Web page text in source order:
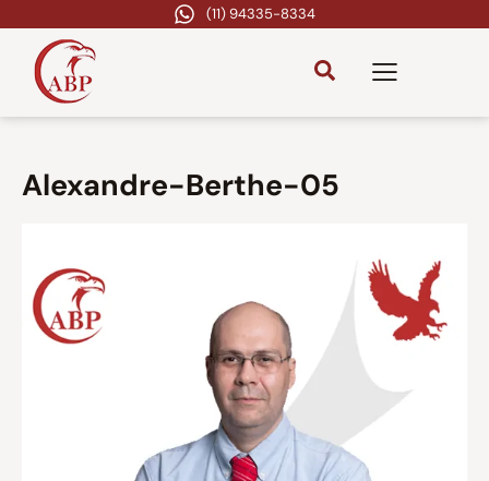
(11) 94335-8334
Alexandre-Berthe-05